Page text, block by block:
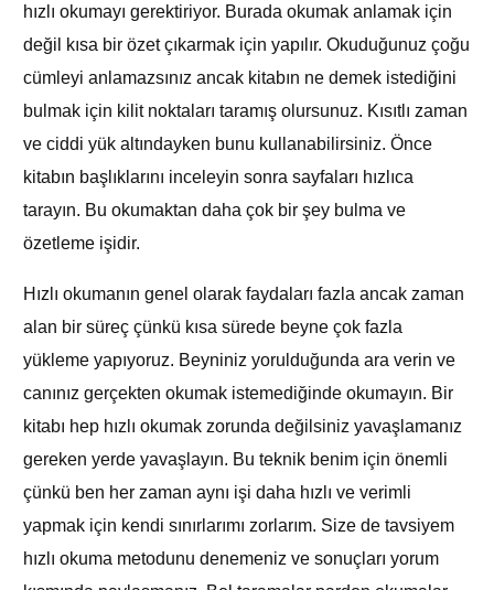
hızlı okumayı gerektiriyor. Burada okumak anlamak için
değil kısa bir özet çıkarmak için yapılır. Okuduğunuz çoğu
cümleyi anlamazsınız ancak kitabın ne demek istediğini
bulmak için kilit noktaları taramış olursunuz. Kısıtlı zaman
ve ciddi yük altındayken bunu kullanabilirsiniz. Önce
kitabın başlıklarını inceleyin sonra sayfaları hızlıca
tarayın. Bu okumaktan daha çok bir şey bulma ve
özetleme işidir.
Hızlı okumanın genel olarak faydaları fazla ancak zaman
alan bir süreç çünkü kısa sürede beyne çok fazla
yükleme yapıyoruz. Beyniniz yorulduğunda ara verin ve
canınız gerçekten okumak istemediğinde okumayın. Bir
kitabı hep hızlı okumak zorunda değilsiniz yavaşlamanız
gereken yerde yavaşlayın. Bu teknik benim için önemli
çünkü ben her zaman aynı işi daha hızlı ve verimli
yapmak için kendi sınırlarımı zorlarım. Size de tavsiyem
hızlı okuma metodunu denemeniz ve sonuçları yorum